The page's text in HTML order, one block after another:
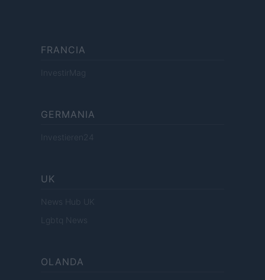
FRANCIA
InvestirMag
GERMANIA
Investieren24
UK
News Hub UK
Lgbtq News
OLANDA